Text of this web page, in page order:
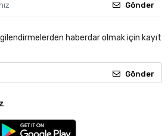
Gönder
haberdar olmak için kayıt
Gönder